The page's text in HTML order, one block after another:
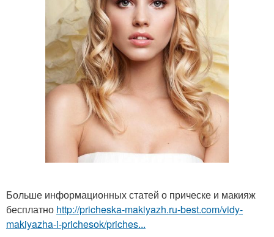
Больше информационных статей о прическе и макияж
бесплатно http://pricheska-makiyazh.ru-best.com/vidy-
makiyazha-i-prichesok/priches...